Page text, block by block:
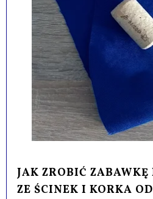
JAK ZROBIĆ
ZE ŚCINEK I KORKA